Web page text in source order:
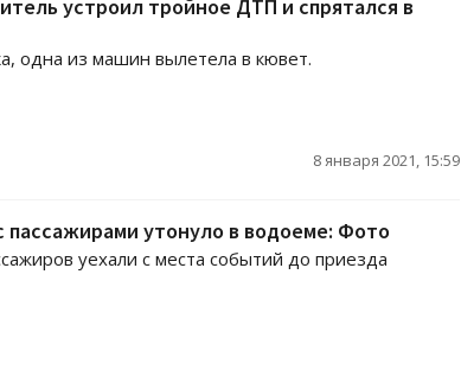
устроил тройное ДТП и спрятался в
одна из машин вылетела в кювет.
8 января 2021, 15:59
пассажирами утонуло в водоеме: Фото
уехали с места событий до приезда